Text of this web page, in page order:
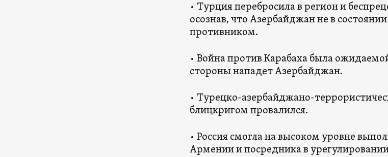
• Турция перебросила в регион и
осознав, что Азербайджан не в
противником.
• Война против Карабаха была
стороны нападет Азербайджан.
• Турецко-азербайджано-
блицкригом провалился.
• Россия смогла на высоком уровне
Армении и посредника в